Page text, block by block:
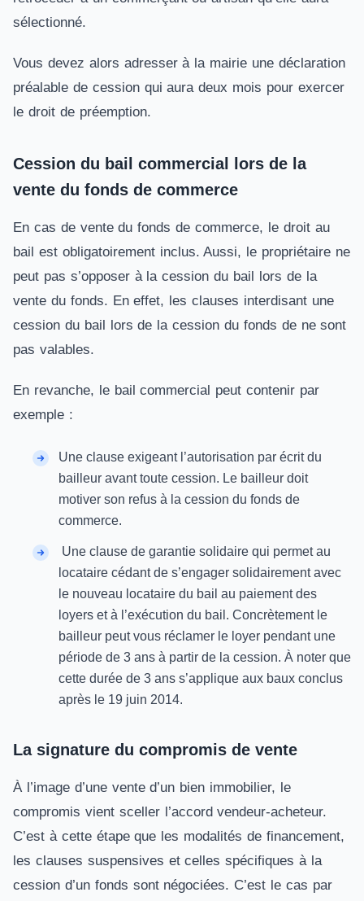
sélectionné.
Vous devez alors adresser à la mairie une déclaration
préalable de cession qui aura deux mois pour exercer
le droit de préemption.
Cession du bail commercial lors de la
vente du fonds de commerce
En cas de vente du fonds de commerce, le droit au
bail est obligatoirement inclus. Aussi, le propriétaire ne
peut pas s’opposer à la cession du bail lors de la
vente du fonds. En effet, les clauses interdisant une
cession du bail lors de la cession du fonds de ne sont
pas valables.
En revanche, le bail commercial peut contenir par
exemple :
Une clause exigeant l’autorisation par écrit du
bailleur avant toute cession. Le bailleur doit
motiver son refus à la cession du fonds de
commerce.
Une clause de garantie solidaire qui permet au
locataire cédant de s’engager solidairement avec
le nouveau locataire du bail au paiement des
loyers et à l’exécution du bail. Concrètement le
bailleur peut vous réclamer le loyer pendant une
période de 3 ans à partir de la cession. À noter que
cette durée de 3 ans s’applique aux baux conclus
après le 19 juin 2014.
La signature du compromis de vente
À l’image d’une vente d’un bien immobilier, le
compromis vient sceller l’accord vendeur-acheteur.
C’est à cette étape que les modalités de financement,
les clauses suspensives et celles spécifiques à la
cession d’un fonds sont négociées. C’est le cas par